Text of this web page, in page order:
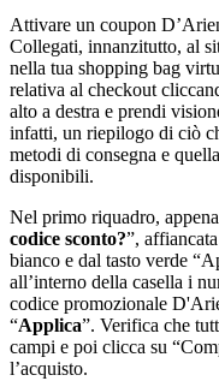
Attivare un coupon
Collegati, innanzitutto, al
nella tua shopping bag
relativa al checkout
alto a destra e prendi
infatti, un riepilogo di ciò
metodi di consegna e
disponibili.
Nel primo riquadro,
codice sconto?”,
bianco e dal tasto verde
all’interno della casella i
codice promozionale
“Applica”. Verifica che
campi e poi clicca su
l’acquisto.